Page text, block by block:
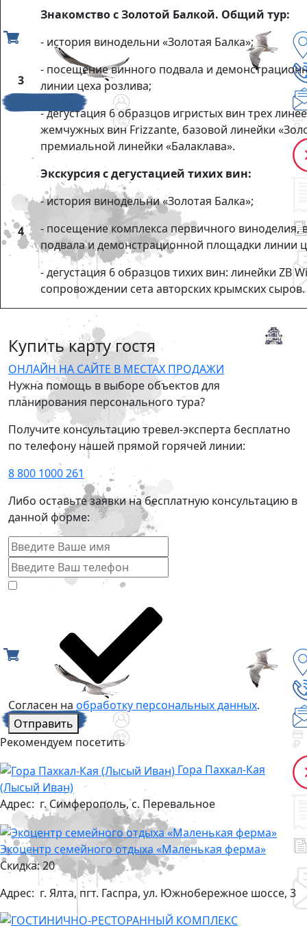
3
Знакомство с Золотой Балкой. Общий тур:
- история винодельни «Золотая Балка»;
- посещение винного подвала и
линии цеха розлива;
- дегустация 6 образцов игристых вин трех
жемчужных вин Frizzante, базовой линейки
премиальной линейки «Балаклава».
4
Экскурсия с дегустацией тихих вин:
- история винодельни «Золотая Балка»;
- посещение комплекса первичного виноделия,
подвала и демонстрационной площадки линии
- дегустация 6 образцов тихих вин: линейки ZB
сопровождении сета авторских крымских сыров.
Купить карту гостя
ОНЛАЙН НА САЙТЕ В МЕСТАХ ПРОДАЖИ
Нужна помощь в выборе объектов для
планирования персонального тура?
Получите консультацию тревел-эксперта бесплатно
по телефону нашей прямой горячей линии:
8 800 1000 261
Либо оставьте заявки на бесплатную консультацию в
данной форме:
Согласен на обработку персональных данных.
Отправить
Рекомендуем посетить
Гора Пахкал-Кая
(Лысый Иван)
Адрес: г. Симферополь, с. Перевальное
Экоцентр семейного отдыха «Маленькая ферма»
Скидка: 20
Адрес: г. Ялта, пгт. Гаспра, ул. Южнобережное шоссе, 3